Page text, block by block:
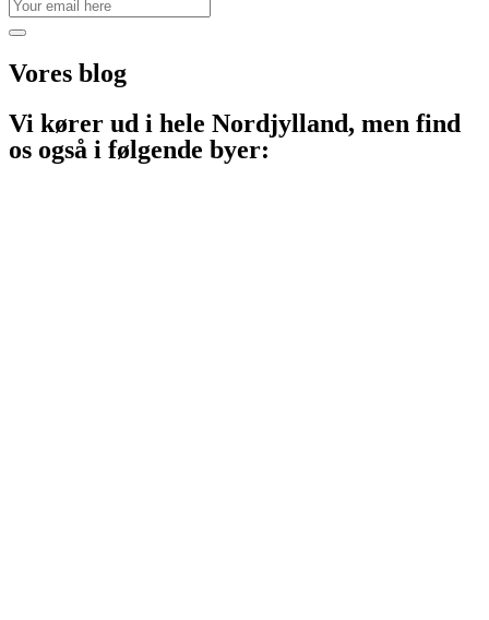
Vores blog
Vi kører ud i hele Nordjylland, men find
os også i følgende byer: